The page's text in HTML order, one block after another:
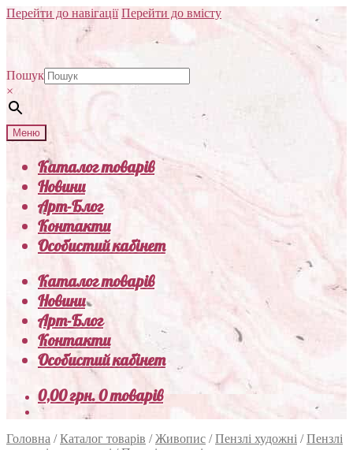
Перейти до навігації Перейти до вмісту
Пошук
×
Меню
Каталог товарів
Новини
Арт-Блог
Контакти
Особистий кабінет
Каталог товарів
Новини
Арт-Блог
Контакти
Особистий кабінет
0,00грн.0 товарів
Головна /Каталог товарів /Живопис /Пензлі художні /Пензлі